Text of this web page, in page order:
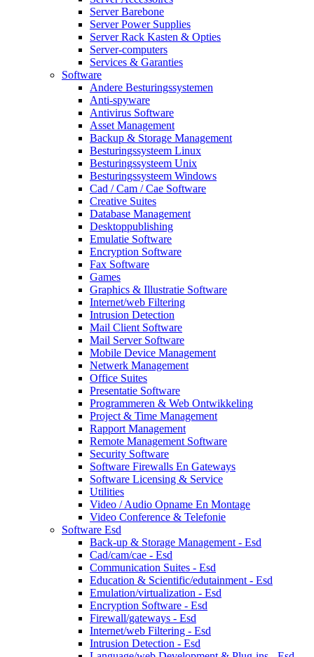
Server Barebone
Server Power Supplies
Server Rack Kasten & Opties
Server-computers
Services & Garanties
Software
Andere Besturingssystemen
Anti-spyware
Antivirus Software
Asset Management
Backup & Storage Management
Besturingssysteem Linux
Besturingssysteem Unix
Besturingssysteem Windows
Cad / Cam / Cae Software
Creative Suites
Database Management
Desktoppublishing
Emulatie Software
Encryption Software
Fax Software
Games
Graphics & Illustratie Software
Internet/web Filtering
Intrusion Detection
Mail Client Software
Mail Server Software
Mobile Device Management
Netwerk Management
Office Suites
Presentatie Software
Programmeren & Web Ontwikkeling
Project & Time Management
Rapport Management
Remote Management Software
Security Software
Software Firewalls En Gateways
Software Licensing & Service
Utilities
Video / Audio Opname En Montage
Video Conference & Telefonie
Software Esd
Back-up & Storage Management - Esd
Cad/cam/cae - Esd
Communication Suites - Esd
Education & Scientific/edutainment - Esd
Emulation/virtualization - Esd
Encryption Software - Esd
Firewall/gateways - Esd
Internet/web Filtering - Esd
Intrusion Detection - Esd